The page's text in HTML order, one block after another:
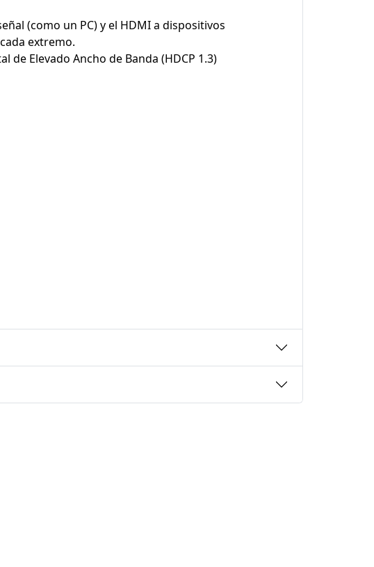
(como un PC) y el HDMI a dispositivos
extremo.
Elevado Ancho de Banda (HDCP 1.3)